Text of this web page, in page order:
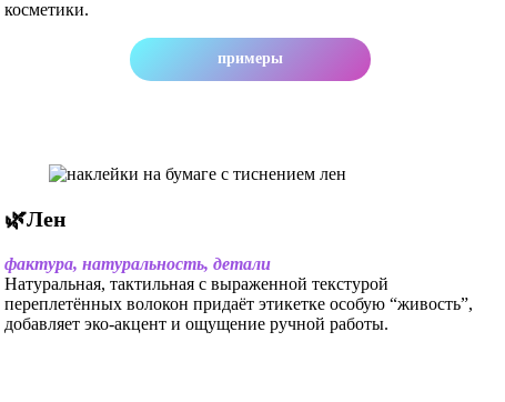
косметики.
примеры
🌿Лен
фaктура, натуральность, детали
Натуральная, тактильная с выраженной текстурой
переплетённых волокон придаёт этикетке особую “живость”,
добавляет эко-акцент и ощущение ручной работы.